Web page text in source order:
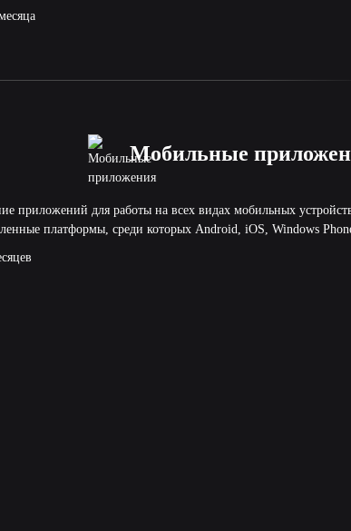
Мобильные
приложений для работы на всех видах мобильных
платформы, среди которых Android, iOS, Windows